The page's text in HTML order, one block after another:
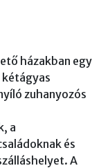
házakban egy
zuhanyozós
a
és
A